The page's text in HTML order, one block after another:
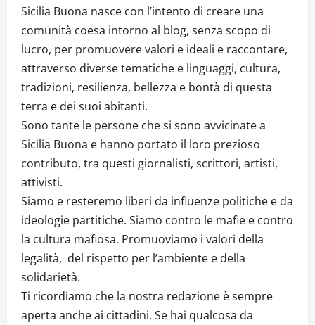
Sicilia Buona nasce con l’intento di creare una
comunità coesa intorno al blog, senza scopo di
lucro, per promuovere valori e ideali e raccontare,
attraverso diverse tematiche e linguaggi, cultura,
tradizioni, resilienza, bellezza e bontà di questa
terra e dei suoi abitanti.
Sono tante le persone che si sono avvicinate a
Sicilia Buona e hanno portato il loro prezioso
contributo, tra questi giornalisti, scrittori, artisti,
attivisti.
Siamo e resteremo liberi da influenze politiche e da
ideologie partitiche. Siamo contro le mafie e contro
la cultura mafiosa. Promuoviamo i valori della
legalità, del rispetto per l’ambiente e della
solidarietà.
Ti ricordiamo che la nostra redazione è sempre
aperta anche ai cittadini. Se hai qualcosa da